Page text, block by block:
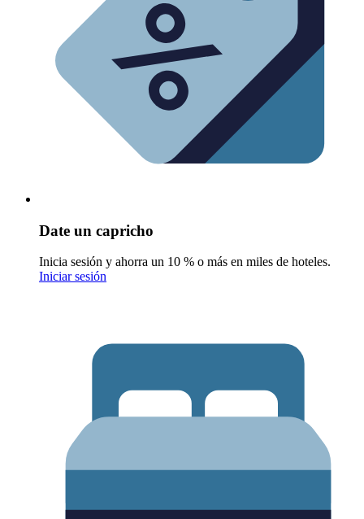
Date un capricho
Inicia sesión y ahorra un 10 % o más en miles de hoteles.
Iniciar sesión